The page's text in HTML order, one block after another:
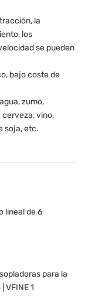
la
los
se pueden
bajo coste de
zumo,
vino,
soja, etc.
lineal de 6